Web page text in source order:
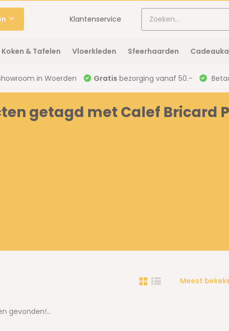
Klantenservice
Koken & Tafelen Vloerkleden Sfeerhaarden
in Woerden Gratis bezorging vanaf 50.-
getagd met Calef Bricard
Meest
gevonden!...